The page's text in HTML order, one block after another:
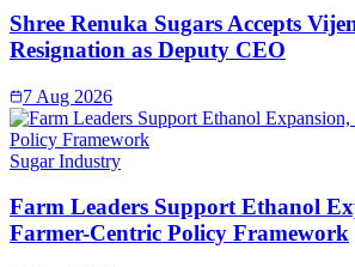
Shree Renuka Sugars Accepts
Resignation as Deputy CEO
7 Aug 2026
Sugar Industry
Farm Leaders Support Ethanol
Farmer-Centric Policy Framework